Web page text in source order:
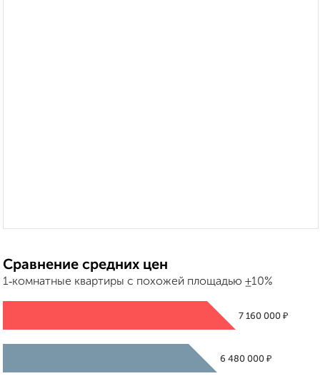
Сравнение средних цен
1‑комнатные квартиры с похожей площадью ±10%
7 160 000 ₽
6 480 000 ₽